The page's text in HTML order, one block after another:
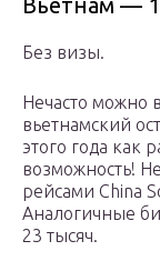
Вьетнам —
Без визы.
Нечасто можно
вьетнамский
этого года как
возможность!
рейсами China
Аналогичные
23 тысяч.